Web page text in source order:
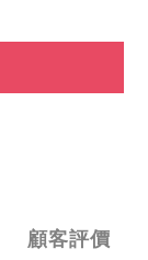
顧客評價